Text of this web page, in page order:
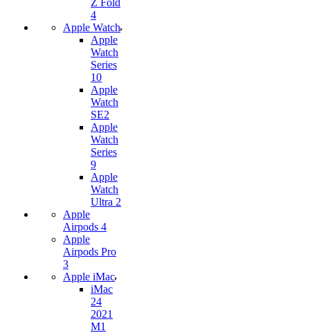
Z Fold
4
Apple Watch
Apple
Watch
Series
10
Apple
Watch
SE2
Apple
Watch
Series
9
Apple
Watch
Ultra 2
Apple
Airpods 4
Apple
Airpods Pro
3
Apple iMac
iMac
24
2021
M1